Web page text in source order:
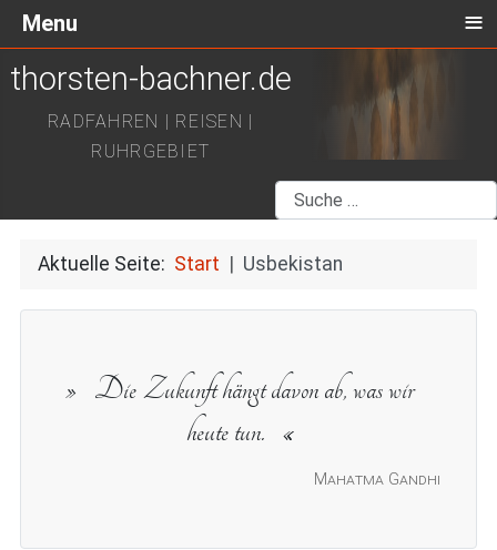
thorsten-bachner.de
RADFAHREN | REISEN |
RUHRGEBIET
Suchen
Aktuelle Seite: Start Usbekistan
Mahatma Gandhi
Die Zukunft hängt davon ab, was wir
heute tun.
Menu ≡